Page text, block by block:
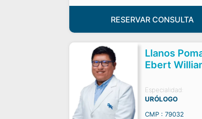
RESERVAR CONSULTA
Llanos
Ebert
Especialidad:
URÓLOGO
CMP : 79032